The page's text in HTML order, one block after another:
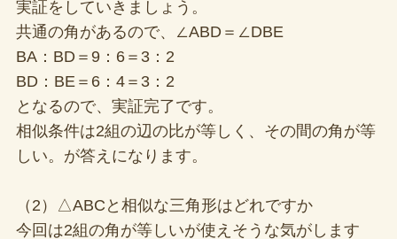
実証をしていきましょう。
共通の角があるので、∠ABD＝∠DBE
BA：BD＝9：6＝3：2
BD：BE＝6：4＝3：2
となるので、実証完了です。
相似条件は2組の辺の比が等しく、その間の角が等
しい。が答えになります。
（2）△ABCと相似な三角形はどれですか
今回は2組の角が等しいが使えそうな気がします